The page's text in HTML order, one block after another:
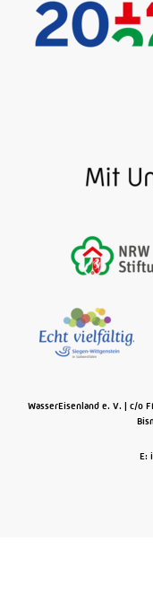
WasserEisenland e. V.
c/o
E: